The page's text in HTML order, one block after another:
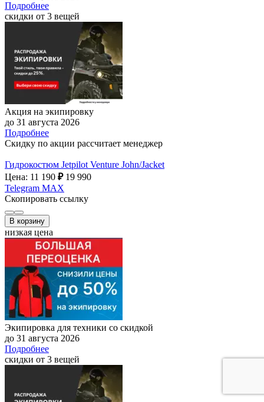
Подробнее
скидки от 3 вещей
Акция на экипировку
до 31 августа 2026
Подробнее
Скидку по акции рассчитает менеджер
Гидрокостюм Jetpilot Venture John/Jacket
Цена: 11 190 ₽ 19 990
Telegram MAX
Скопировать ссылку
В корзину
низкая цена
Экипировка для техники со скидкой
до 31 августа 2026
Подробнее
скидки от 3 вещей